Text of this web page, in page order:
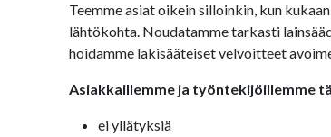
Teemme asiat oikein silloinkin, kun
lähtökohta. Noudatamme tarkasti
hoidamme lakisääteiset velvoitteet
Asiakkaillemme ja työntekijöillemme
ei yllätyksiä